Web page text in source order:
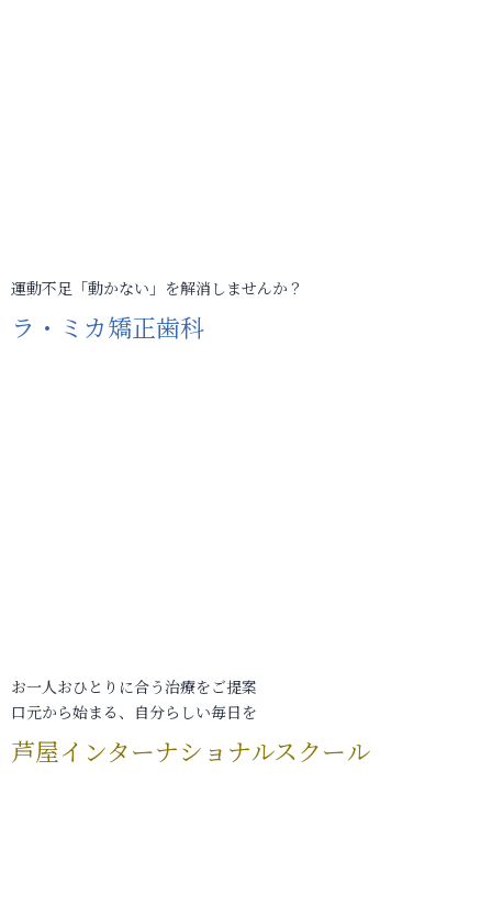
運動不足「動かない」を解消しませんか？
ラ・ミカ矯正歯科
お一人おひとりに合う治療をご提案
口元から始まる、自分らしい毎日を
芦屋インターナショナルスクール